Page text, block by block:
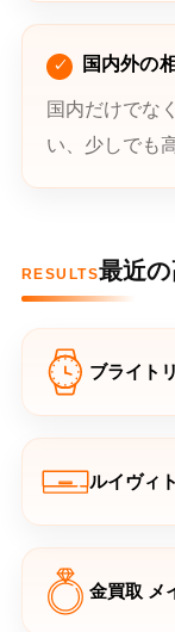
国内外の
国内だけでな
い、少しでも
RESULTS最近
ブライト
ルイヴィ
金買取 メ